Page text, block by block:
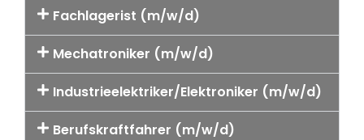
Fachlagerist (m/w/d)
Mechatroniker (m/w/d)
Industrieelektriker/Elektroniker (m/w/d)
Berufskraftfahrer (m/w/d)